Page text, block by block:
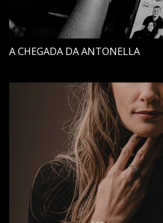
A CHEGADA DA ANTONELLA